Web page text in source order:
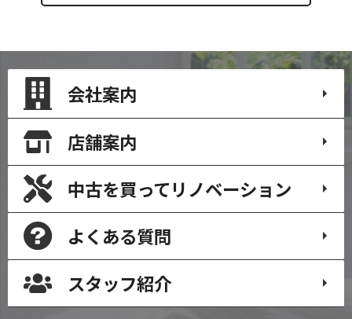
会社案内
店舗案内
中古を買ってリノベーション
よくある質問
スタッフ紹介